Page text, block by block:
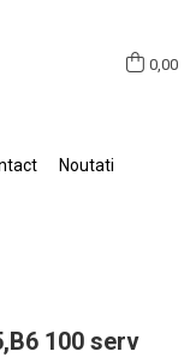
0,00
Noutati
100 serv